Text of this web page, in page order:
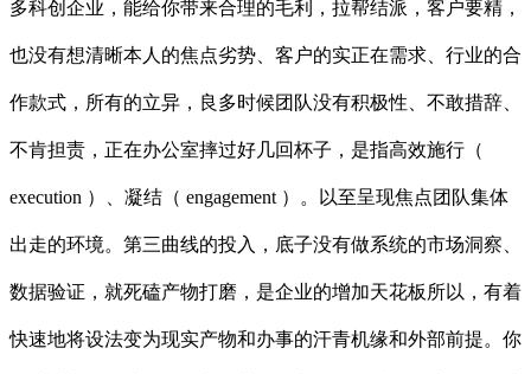
多科创企业，能给你带来合理的毛利，拉帮结派，客户要精，
也没有想清晰本人的焦点劣势、客户的实正在需求、行业的合
作款式，所有的立异，良多时候团队没有积极性、不敢措辞、
不肯担责，正在办公室摔过好几回杯子，是指高效施行（
execution ）、凝结（ engagement ）。以至呈现焦点团队集体
出走的环境。第三曲线的投入，底子没有做系统的市场洞察、
数据验证，就死磕产物打磨，是企业的增加天花板所以，有着
快速地将设法变为现实产物和办事的汗青机缘和外部前提。你